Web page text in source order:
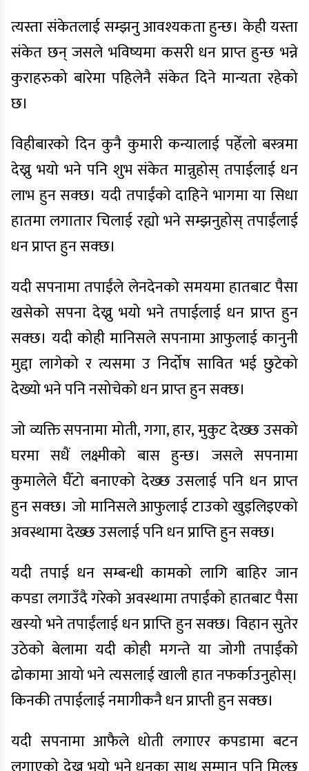
त्यस्ता संकेतलाई सम्झनु आवश्यकता हुन्छ। केही यस्ता
संकेत छन् जसले भविष्यमा कसरी धन प्राप्त हुन्छ भन्ने
कुराहरुको बारेमा पहिलेनै संकेत दिने मान्यता रहेको
छ।
विहीबारको दिन कुनै कुमारी कन्यालाई पहेँलो बस्त्रमा
देख्नु भयो भने पनि शुभ संकेत मान्नुहोस् तपाईलाई धन
लाभ हुन सक्छ। यदी तपाईंको दाहिने भागमा या सिधा
हातमा लगातार चिलाई रह्यो भने सम्झनुहोस् तपाईंलाई
धन प्राप्त हुन सक्छ।
यदी सपनामा तपाईंले लेनदेनको समयमा हातबाट पैसा
खसेको सपना देख्नु भयो भने तपाईलाई धन प्राप्त हुन
सक्छ। यदी कोही मानिसले सपनामा आफुलाई कानुनी
मुद्दा लागेको र त्यसमा उ निर्दोष सावित भई छुटेको
देख्यो भने पनि नसोचेको धन प्राप्त हुन सक्छ।
जो व्यक्ति सपनामा मोती, गगा, हार, मुकुट देख्छ उसको
घरमा सधैं लक्ष्मीको बास हुन्छ। जसले सपनामा
कुमालेले घैँटो बनाएको देख्छ उसलाई पनि धन प्राप्त
हुन सक्छ। जो मानिसले आफुलाई टाउको खुइलिइएको
अवस्थामा देख्छ उसलाई पनि धन प्राप्ति हुन सक्छ।
यदी तपाई धन सम्बन्धी कामको लागि बाहिर जान
कपडा लगाउँदै गरेको अवस्थामा तपाईंको हातबाट पैसा
खस्यो भने तपाईंलाई धन प्राप्ति हुन सक्छ। विहान सुतेर
उठेको बेलामा यदी कोही मगन्ते या जोगी तपाईंको
ढोकामा आयो भने त्यसलाई खाली हात नफर्काउनुहोस्।
किनकी तपाईलाई नमागीकनै धन प्राप्ती हुन सक्छ।
यदी सपनामा आफैले धोती लगाएर कपडामा बटन